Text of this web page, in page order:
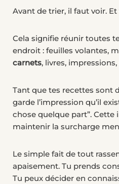
Avant de trier, il faut voir.
Cela signifie réunir toutes
endroit : feuilles volantes,
carnets, livres,
Tant que tes recettes sont
garde l’impression qu’il
chose quelque part”. Cette
maintenir la surcharge
Le simple fait de tout
apaisement. Tu prends
Tu peux décider en